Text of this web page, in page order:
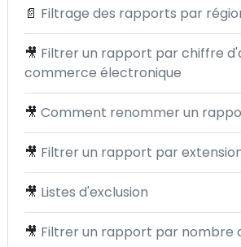
📄 Filtrage des rapports par
🎥 Filtrer un rapport par chiffre
commerce électronique
🎥 Comment renommer un
🎥 Filtrer un rapport par
🎥 Listes d'exclusion
🎥 Filtrer un rapport par nombre